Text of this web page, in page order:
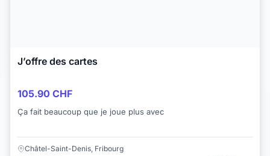
J’offre des cartes
105.90 CHF
Ça fait beaucoup que je joue plus avec
Châtel-Saint-Denis, Fribourg